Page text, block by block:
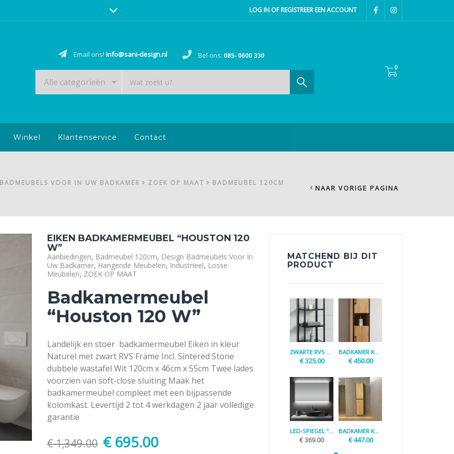
LOG IN OF REGISTREER EEN ACCOUNT
Email ons! info@sani-design.nl Bel ons: 085- 0600 330
Alle categorieën
0
Winkel Klantenservice Contact
VOOR IN UW BADKAMER ZOEK OP MAAT BADMEUBEL 120CM
NAAR VORIGE PAGINA
EIKEN BADKAMERMEUBEL “HOUSTON 120
W”
Aanbiedingen, Badmeubel 120cm, Design Badmeubels Voor In
Uw Badkamer, Hangende Meubelen, Industrieel, Losse
Meubelen, ZOEK OP MAAT
Badkamermeubel
“Houston 120 W”
Landelijk en stoer badkamermeubel Eiken in kleur
Naturel met zwart RVS Frame Incl. Sintered Stone
dubbele wastafel Wit 120cm x 46cm x 55cm Twee lades
voorzien van soft-close sluiting Maak het
badkamermeubel compleet met een bijpassende
kolomkast. Levertijd 2 tot 4 werkdagen 2 jaar volledige
garantie
€1,349.00 €695.00
MATCHEND BIJ DIT
PRODUCT
ZWARTE RVS KOLOMKAST "BK METAL"
€325.00
LED-SPIEGEL "VIRGO-120-LC"
€369.00
BADKAMER KOLOMKAST "NEW-AMSTERDAM"
€450.00
BADKAMER KOLOMKAST "PANAMA"
€447.00